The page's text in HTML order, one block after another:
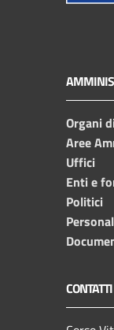
Organi
Aree
Uffici
Enti e
Politici
CONTATTI